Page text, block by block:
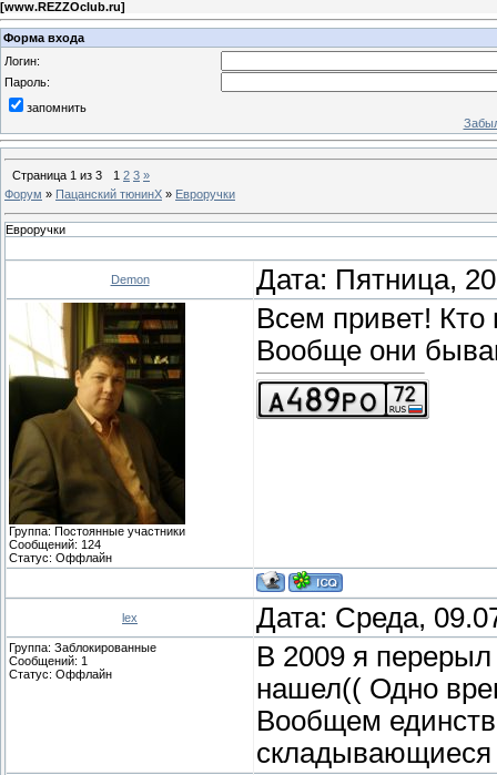
[www.REZZOclub.ru]
Форма входа
Логин:
Пароль:
запомнить
Страница 1 из 3 1 2 3 »
Форум » Пацанский тюнинХ » Евроручки
Евроручки
Demon Дата: Пятница,
Группа: Постоянные участники
Сообщений: 124
Статус: Оффлайн
Всем привет!
Вообще они
lex Дата: Среда,
Группа: Заблокированные
Сообщений: 1
Статус: Оффлайн
В 2009 я перерыл
нашел(( Одно
Вообщем
складывающиеся